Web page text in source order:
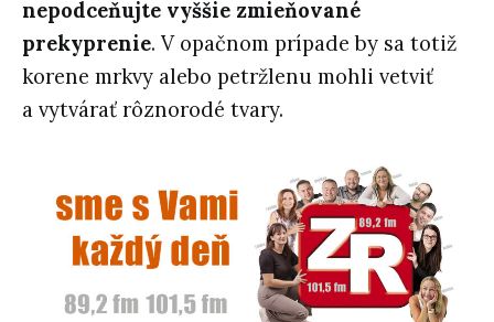
nepodceňujte vyššie zmieňované
prekyprenie. V opačnom prípade by sa totiž
korene mrkvy alebo petržlenu mohli vetviť
a vytvárať rôznorodé tvary.